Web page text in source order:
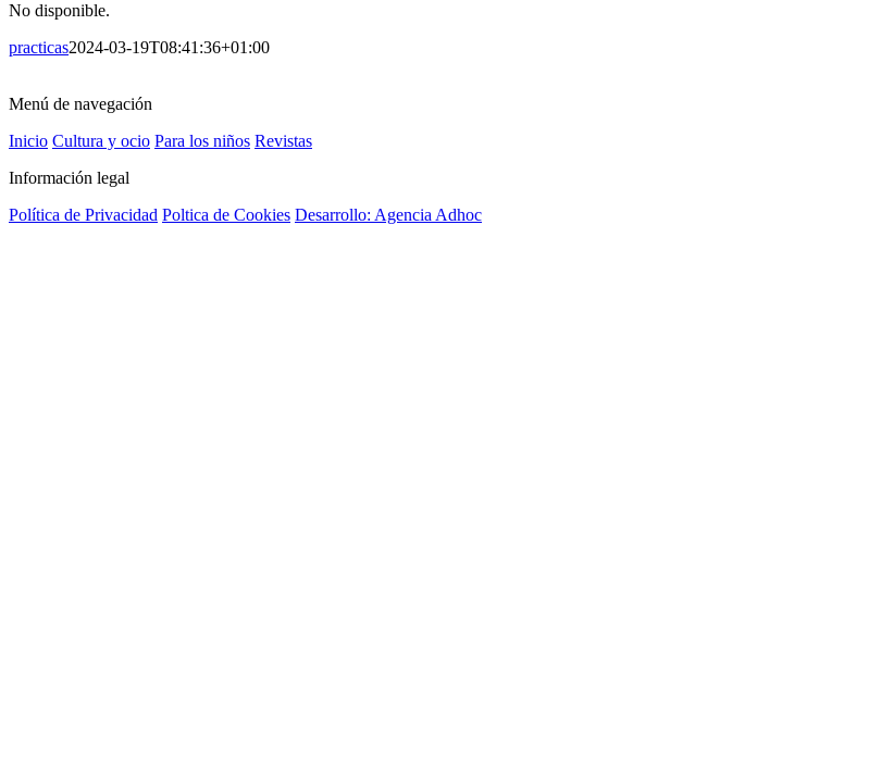
No disponible.
practicas2024-03-19T08:41:36+01:00
Menú de navegación
Inicio Cultura y ocio Para los niños Revistas
Información legal
Política de Privacidad Poltica de Cookies Desarrollo: Agencia Adhoc